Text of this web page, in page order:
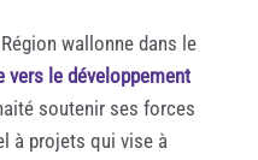
wallonne dans le
vers le développement
soutenir ses forces
à projets qui vise à